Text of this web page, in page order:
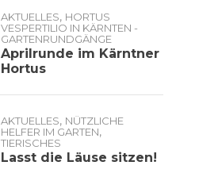
AKTUELLES, HORTUS
VESPERTILIO IN KÄRNTEN -
GARTENRUNDGÄNGE
Aprilrunde im Kärntner
Hortus
AKTUELLES, NÜTZLICHE
HELFER IM GARTEN,
TIERISCHES
Lasst die Läuse sitzen!